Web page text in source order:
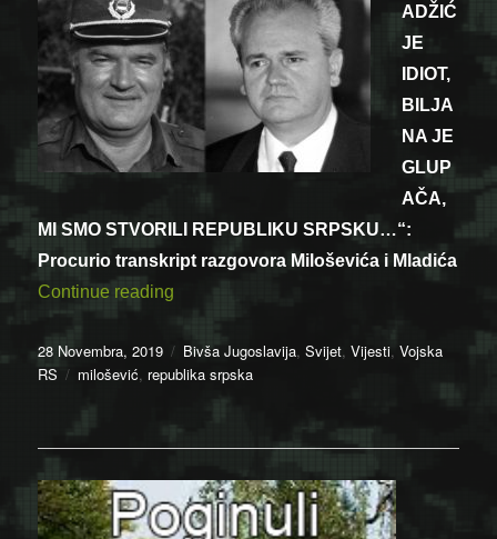
ADŽIĆ
JE
IDIOT,
BILJA
NA JE
GLUP
AČA,
MI SMO STVORILI REPUBLIKU SRPSKU…“:
Procurio transkript razgovora Miloševića i Mladića
Continue reading
Posted
on
28 Novembra, 2019 Categories
Bivša Jugoslavija,Svijet,Vijesti,Vojska
RS
Tags
milošević, republika srpska